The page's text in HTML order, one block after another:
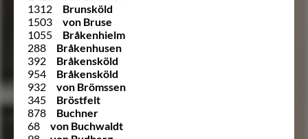
1312
Brunsköld
1503
von Bruse
1055
Bråkenhielm
288
Bråkenhusen
392
Bråkensköld
954
Bråkensköld
932
von Brömssen
345
Bröstfelt
878
Buchner
68
von Buchwaldt